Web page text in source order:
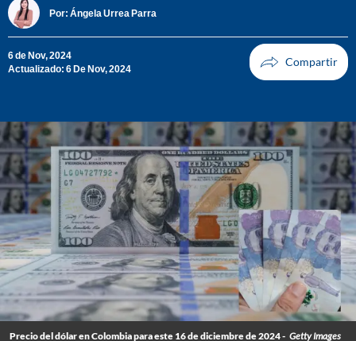
Por: Ángela Urrea Parra
6 de Nov, 2024
Actualizado: 6 De Nov, 2024
Precio del dólar en Colombia para este 16 de diciembre de 2024 - Getty Images